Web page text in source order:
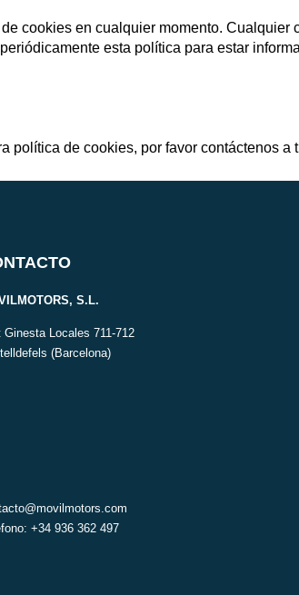
cookies en cualquier momento.
esta política para estar
política de cookies, por favor contáctenos a
S.L.
Ginesta Locales 711-712
(Barcelona)
+34 936 362 497